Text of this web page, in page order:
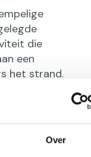
Over
die
een
het strand.